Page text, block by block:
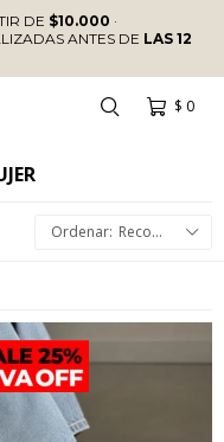
DE $10.000 ·
ANTES DE LAS 12
$ 0
Recomendados